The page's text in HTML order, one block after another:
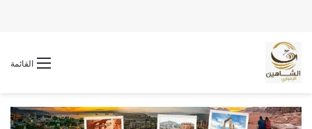
القائمة